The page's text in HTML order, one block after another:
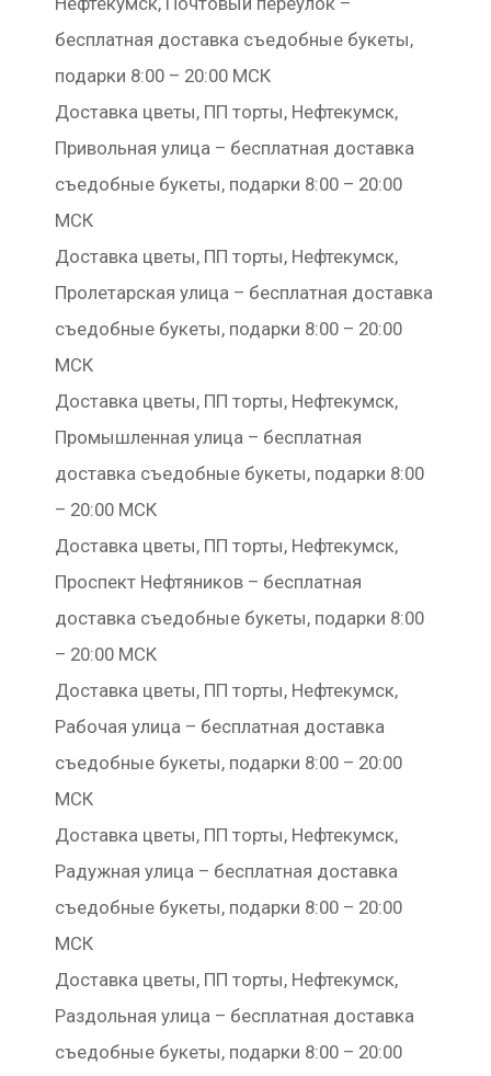
бесплатная доставка съедобные букеты,
подарки 8:00 – 20:00 МСК
Доставка цветы, ПП торты, Нефтекумск,
Привольная улица – бесплатная доставка
съедобные букеты, подарки 8:00 – 20:00
МСК
Доставка цветы, ПП торты, Нефтекумск,
Пролетарская улица – бесплатная доставка
съедобные букеты, подарки 8:00 – 20:00
МСК
Доставка цветы, ПП торты, Нефтекумск,
Промышленная улица – бесплатная
доставка съедобные букеты, подарки 8:00
– 20:00 МСК
Доставка цветы, ПП торты, Нефтекумск,
Проспект Нефтяников – бесплатная
доставка съедобные букеты, подарки 8:00
– 20:00 МСК
Доставка цветы, ПП торты, Нефтекумск,
Рабочая улица – бесплатная доставка
съедобные букеты, подарки 8:00 – 20:00
МСК
Доставка цветы, ПП торты, Нефтекумск,
Радужная улица – бесплатная доставка
съедобные букеты, подарки 8:00 – 20:00
МСК
Доставка цветы, ПП торты, Нефтекумск,
Раздольная улица – бесплатная доставка
съедобные букеты, подарки 8:00 – 20:00